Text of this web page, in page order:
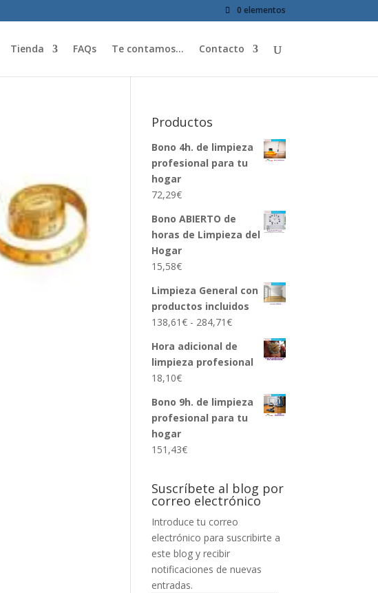
0 elementos
Tienda FAQs Te contamos… Contacto
Productos
Bono 4h. de limpieza
profesional para tu
hogar
72,29€
Bono ABIERTO de
horas de Limpieza del
Hogar
15,58€
Limpieza General con
productos incluidos
138,61€ - 284,71€Rango
precios:
desde
hasta
284,71€
Hora adicional de
limpieza profesional
18,10€
Bono 9h. de limpieza
profesional para tu
hogar
151,43€
Suscríbete al blog por
correo electrónico
Introduce tu correo
electrónico para suscribirte a
este blog y recibir
notificaciones de nuevas
entradas.